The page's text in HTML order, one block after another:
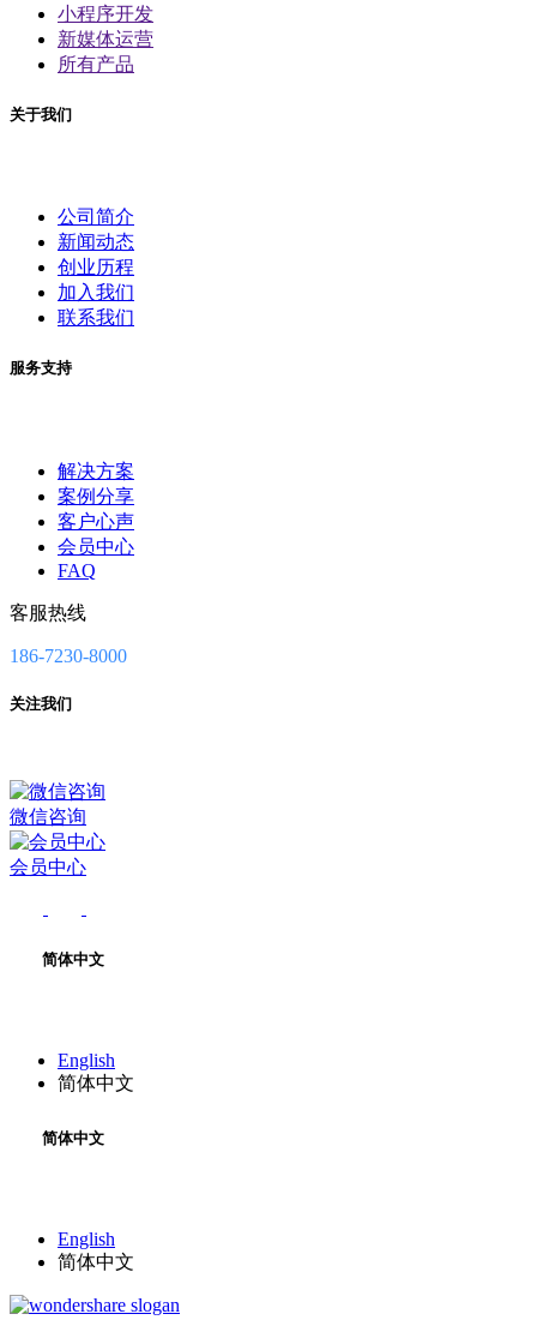
小程序开发
新媒体运营
所有产品
关于我们
公司简介
新闻动态
创业历程
加入我们
联系我们
服务支持
解决方案
案例分享
客户心声
会员中心
FAQ
客服热线
186-7230-8000
关注我们
微信咨询
会员中心
简体中文
English
简体中文
简体中文
English
简体中文